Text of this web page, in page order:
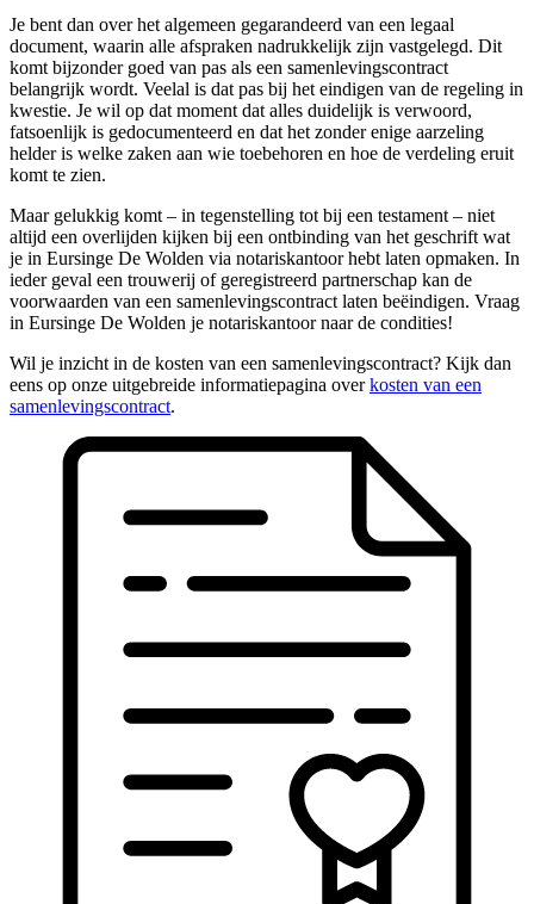
Je bent dan over het algemeen gegarandeerd van een legaal
document, waarin alle afspraken nadrukkelijk zijn vastgelegd. Dit
komt bijzonder goed van pas als een samenlevingscontract
belangrijk wordt. Veelal is dat pas bij het eindigen van de regeling in
kwestie. Je wil op dat moment dat alles duidelijk is verwoord,
fatsoenlijk is gedocumenteerd en dat het zonder enige aarzeling
helder is welke zaken aan wie toebehoren en hoe de verdeling eruit
komt te zien.
Maar gelukkig komt – in tegenstelling tot bij een testament – niet
altijd een overlijden kijken bij een ontbinding van het geschrift wat
je in Eursinge De Wolden via notariskantoor hebt laten opmaken. In
ieder geval een trouwerij of geregistreerd partnerschap kan de
voorwaarden van een samenlevingscontract laten beëindigen. Vraag
in Eursinge De Wolden je notariskantoor naar de condities!
Wil je inzicht in de kosten van een samenlevingscontract? Kijk dan
eens op onze uitgebreide informatiepagina overkosten van een
samenlevingscontract.